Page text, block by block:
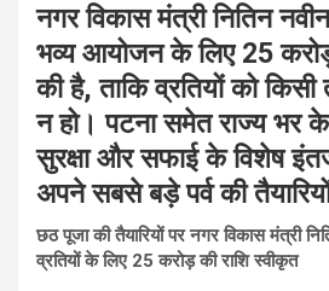
नगर विकास मंत्री नितिन
भव्य आयोजन के लिए 25
की है, ताकि व्रतियों को
न हो। पटना समेत राज्य भर के
सुरक्षा और सफाई के विशेष
अपने सबसे बड़े पर्व की
छठ पूजा की तैयारियों पर नगर विकास मंत्री
व्रतियों के लिए 25 करोड़ की राशि स्वीकृत